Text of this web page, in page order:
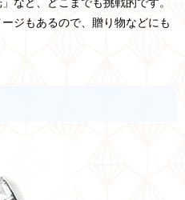
ジもあるので、贈り物などにも